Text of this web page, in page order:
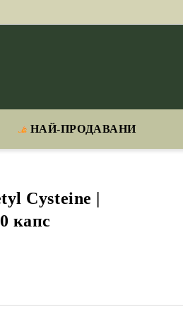
НАЙ-ПРОДАВАНИ
Cysteine |
капс